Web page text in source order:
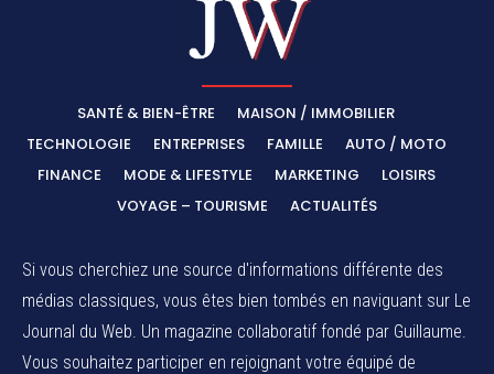
SANTÉ & BIEN-ÊTRE
MAISON / IMMOBILIER
TECHNOLOGIE
ENTREPRISES FAMILLE
AUTO / MOTO
FINANCE
MODE & LIFESTYLE MARKETING
LOISIRS
VOYAGE – TOURISME
ACTUALITÉS
Si vous cherchiez une source d'informations différente des
médias classiques, vous êtes bien tombés en naviguant sur Le
Journal du Web. Un magazine collaboratif fondé par Guillaume.
Vous souhaitez participer en rejoignant votre équipé de